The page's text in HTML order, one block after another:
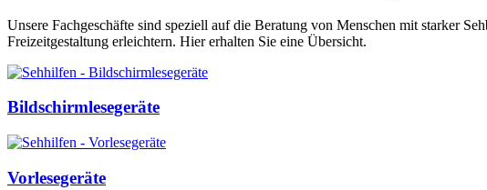
Unsere Fachgeschäfte sind speziell auf die Beratung von Menschen mit starker
Freizeitgestaltung erleichtern. Hier erhalten Sie eine Übersicht.
Bildschirmlesegeräte
Vorlesegeräte